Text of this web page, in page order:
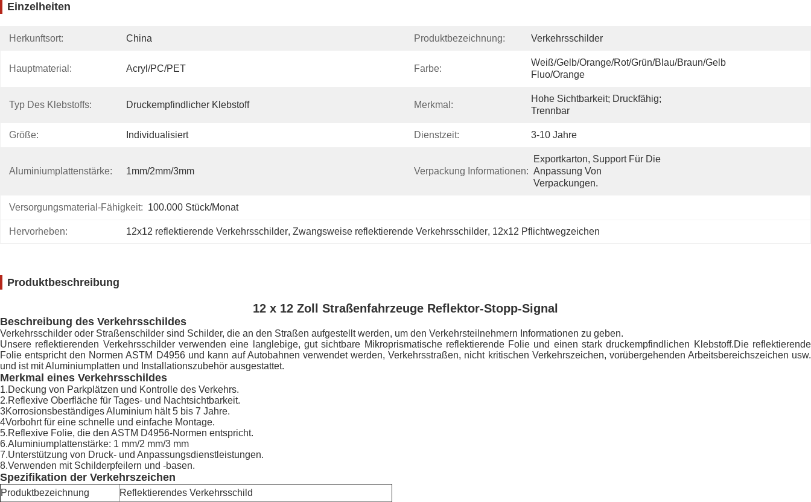
Einzelheiten
Herkunftsort: China Produktbezeichnung: Verkehrsschilder
Hauptmaterial: Acryl/PC/PET Farbe:
Weiß/Gelb/Orange/Rot/Grün/Blau/Braun/Gelb
Fluo/orange
Typ Des Klebstoffs: Druckempfindlicher Klebstoff Merkmal:
Hohe Sichtbarkeit; Druckfähig;
Trennbar
Größe: Individualisiert Dienstzeit: 3-10 Jahre
Aluminiumplattenstärke: 1mm/2mm/3mm Verpackung Informationen:
Exportkarton, Support Für Die
Anpassung Von
Verpackungen.
Versorgungsmaterial-Fähigkeit: 100.000 Stück/Monat
Hervorheben: 12x12 reflektierende Verkehrsschilder, Zwangsweise reflektierende Verkehrsschilder, 12x12 Pflichtwegzeichen
Produktbeschreibung
12 x 12 Zoll Straßenfahrzeuge Reflektor-Stopp-Signal
Beschreibung des Verkehrsschildes
Verkehrsschilder oder Straßenschilder sind Schilder, die an den Straßen aufgestellt werden, um den Verkehrsteilnehmern Informationen zu geben.
Unsere reflektierenden Verkehrsschilder verwenden eine langlebige, gut sichtbare Mikroprismatische reflektierende Folie und einen stark druckempfindlichen Klebstoff.Die reflektierende
Folie entspricht den Normen ASTM D4956 und kann auf Autobahnen verwendet werden, Verkehrsstraßen, nicht kritischen Verkehrszeichen, vorübergehenden Arbeitsbereichszeichen usw.
und ist mit Aluminiumplatten und Installationszubehör ausgestattet.
Merkmal eines Verkehrsschildes
1.Deckung von Parkplätzen und Kontrolle des Verkehrs.
2.Reflexive Oberfläche für Tages- und Nachtsichtbarkeit.
3Korrosionsbeständiges Aluminium hält 5 bis 7 Jahre.
4Vorbohrt für eine schnelle und einfache Montage.
5.Reflexive Folie, die den ASTM D4956-Normen entspricht.
6.Aluminiumplattenstärke: 1 mm/2 mm/3 mm
7.Unterstützung von Druck- und Anpassungsdienstleistungen.
8.Verwenden mit Schilderpfeilern und -basen.
Spezifikation der Verkehrszeichen
Produktbezeichnung
Reflektierendes Verkehrsschild